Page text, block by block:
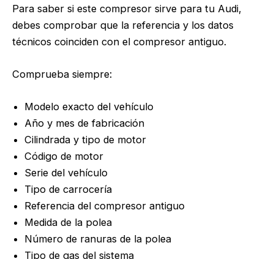
Para saber si este compresor sirve para tu Audi,
debes comprobar que la referencia y los datos
técnicos coinciden con el compresor antiguo.
Comprueba siempre:
Modelo exacto del vehículo
Año y mes de fabricación
Cilindrada y tipo de motor
Código de motor
Serie del vehículo
Tipo de carrocería
Referencia del compresor antiguo
Medida de la polea
Número de ranuras de la polea
Tipo de gas del sistema